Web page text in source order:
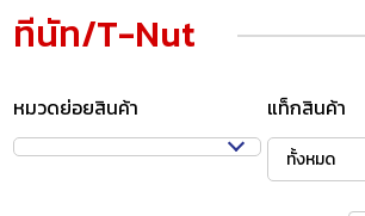
ทีนัท/T-Nut
หมวดย่อยสินค้า แท็กสินค้า
ทั้งหมด